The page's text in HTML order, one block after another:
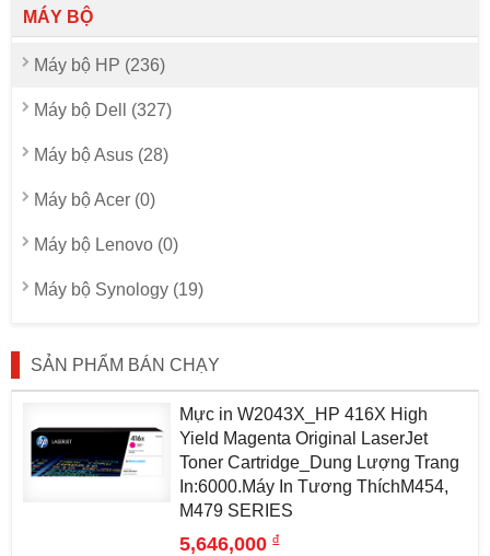
MÁY BỘ
Máy bộ HP (236)
Máy bộ Dell (327)
Máy bộ Asus (28)
Máy bộ Acer (0)
Máy bộ Lenovo (0)
Máy bộ Synology (19)
SẢN PHẨM BÁN CHẠY
Mực in W2043X_HP 416X High
Yield Magenta Original LaserJet
Toner Cartridge_Dung Lượng Trang
In:6000.Máy In Tương ThíchM454,
M479 SERIES
5,646,000đ